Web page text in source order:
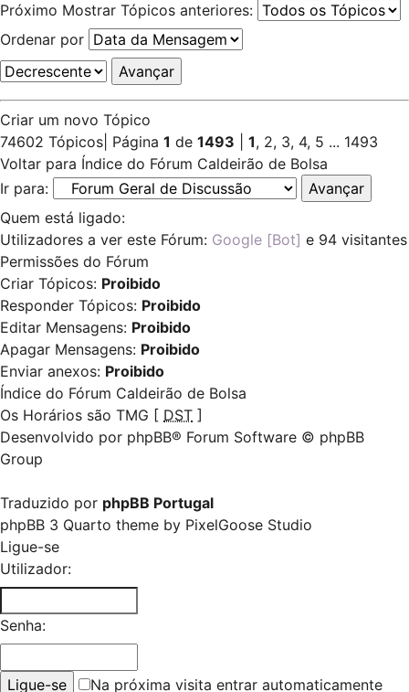
Próximo Mostrar Tópicos anteriores:
Ordenar por
Criar um novo Tópico
74602 Tópicos Página 1 de 1493 1, 2, 3, 4, 5 ... 1493
Voltar para Índice do Fórum Caldeirão de Bolsa
Ir para:
Quem está ligado:
Utilizadores a ver este Fórum: Google [Bot] e 94 visitantes
Permissões do Fórum
Criar Tópicos: Proibido
Responder Tópicos: Proibido
Editar Mensagens: Proibido
Apagar Mensagens: Proibido
Enviar anexos: Proibido
Índice do Fórum Caldeirão de Bolsa
Os Horários são TMG [ DST ]
Desenvolvido por phpBB® Forum Software © phpBB
Group
Traduzido por phpBB Portugal
phpBB 3 Quarto theme by PixelGoose Studio
Ligue-se
Utilizador:
Senha:
Na próxima visita entrar automaticamente